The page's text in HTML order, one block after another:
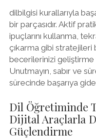
dilbilgisi kurallarıyla
bir parçasıdır. Aktif
ipuçlarını kullanma,
çıkarma gibi
becerilerinizi
Unutmayın, sabır ve
sürecinde başarıya
Dil Öğretiminde
Dijital Araçlarla
Güçlendirme